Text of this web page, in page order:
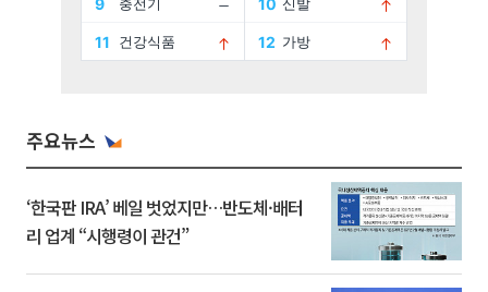
주요뉴스
‘한국판 IRA’ 베일 벗었지만…반도체·배터
리 업계 “시행령이 관건”